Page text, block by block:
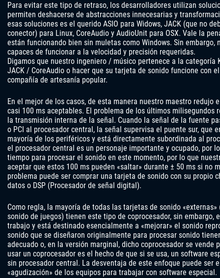
Para evitar este tipo de retraso, los desarrolladores utilizan
permiten deshacerse de abstracciones innecesarias y
esas soluciones es el querido ASIO para Widows, JACK (que no
conector) para Linux, CoreAudio y AudioUnit para OSX. Vale la
están funcionando bien sin muletas como Windows. Sin embargo,
capaces de funcionar a la velocidad y precisión requeridas.
Digamos que nuestro ingeniero / músico pertenece a la categoría
JACK / CoreAudio o hacer que su tarjeta de sonido funcione con
compañía de artesanía popular.
En el mejor de los casos, de esta manera nuestro maestro redujo
casi 100 ms aceptables. El problema de los últimos milisegundos
la transmisión interna de la señal. Cuando la señal de la fuente
o PCI al procesador central, la señal supervisa el puente sur, que
mayoría de los periféricos y está directamente subordinada al
el procesador central es un personaje importante y ocupado, por
tiempo para procesar el sonido en este momento, por lo que
aceptar que estos 100 ms pueden «saltar» durante ± 50 ms si no
problema puede ser comprar una tarjeta de sonido con su propio
datos o DSP (Procesador de señal digital).
Como regla, la mayoría de todas las tarjetas de sonido
sonido de juegos) tienen este tipo de coprocesador, sin embargo,
trabajo y está destinado esencialmente a «mejorar» el sonido
sonido que se diseñaron originalmente para procesar sonido
adecuado o, en la versión marginal, dicho coprocesador se vende
usar un coprocesador es el hecho de que si se usa, un software
sin procesador central. La desventaja de este enfoque puede ser
«agudización» de los equipos para trabajar con software especial.